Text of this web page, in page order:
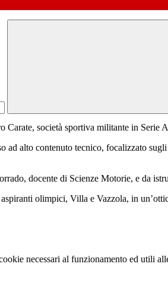
Carate, società sportiva militante in Serie
ad alto contenuto tecnico, focalizzato
docente di Scienze Motorie, e da
olimpici, Villa e Vazzola, in
necessari al funzionamento ed utili